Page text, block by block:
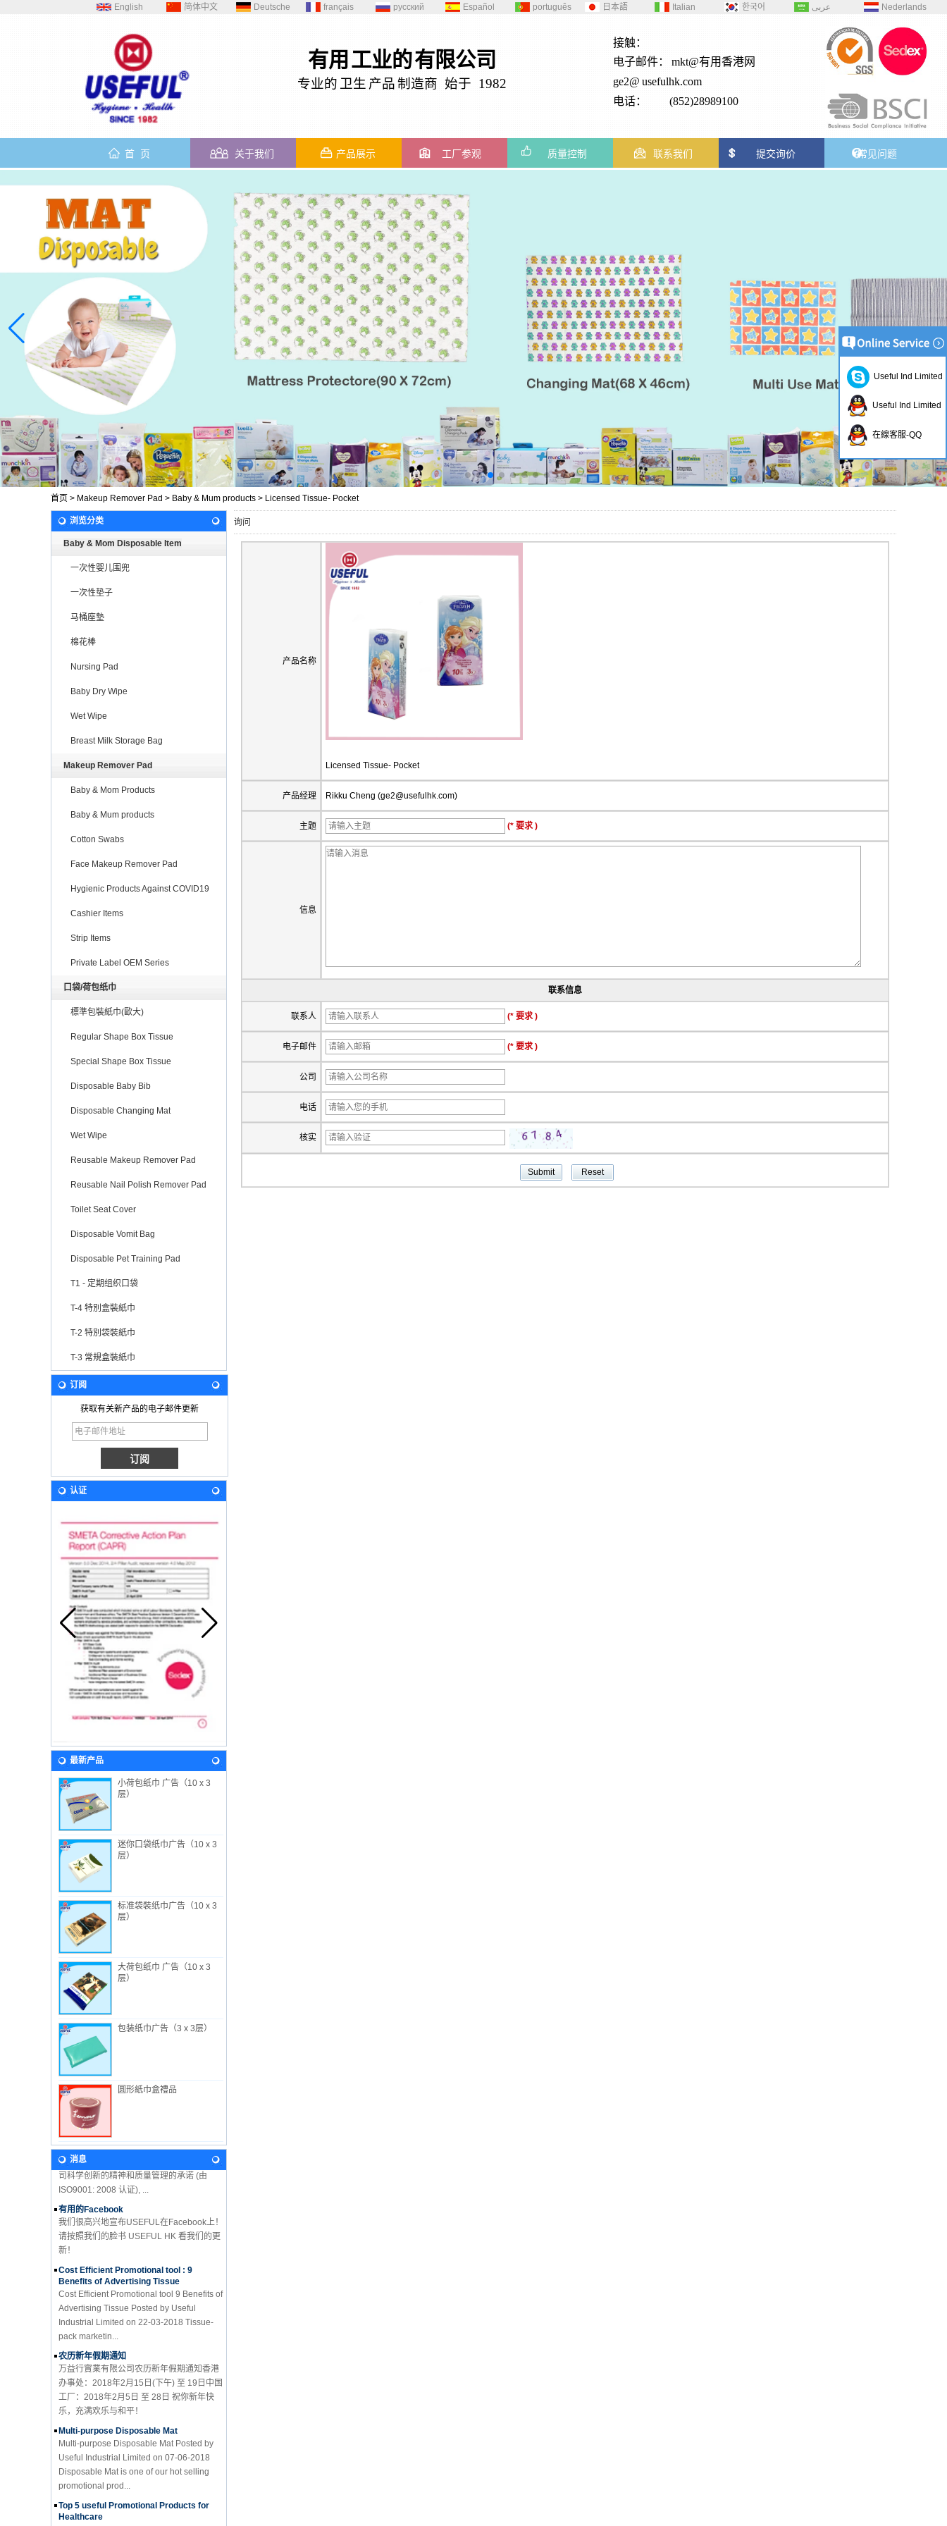
English 简体中文 Deutsche français русский Español português 日本語 Italian 한국어 عربى Nederlands
有用 工业的有限公司
专业的 卫生 产品制造商 始于 1982
接触：
电子邮件：
mkt@有用香港网
ge2@ usefulhk.com
电话： (852)28989100
首 页 关于我们 产品展示 工厂参观 质量控制 联系我们 提交询价 常见问题
首页 > Makeup Remover Pad > Baby & Mum products > Licensed Tissue- Pocket
浏览分类
Baby & Mom Disposable Item
一次性婴儿围兜
一次性垫子
马桶座墊
棉花棒
Nursing Pad
Baby Dry Wipe
Wet Wipe
Breast Milk Storage Bag
Makeup Remover Pad
Baby & Mom Products
Baby & Mum products
Cotton Swabs
Face Makeup Remover Pad
Hygienic Products Against COVID19
Cashier Items
Strip Items
Private Label OEM Series
口袋/荷包纸巾
標準包裝紙巾(歐大)
Regular Shape Box Tissue
Special Shape Box Tissue
Disposable Baby Bib
Disposable Changing Mat
Wet Wipe
Reusable Makeup Remover Pad
Reusable Nail Polish Remover Pad
Toilet Seat Cover
Disposable Vomit Bag
Disposable Pet Training Pad
T1 - 定期组织口袋
T-4 特別盒裝紙巾
T-2 特別袋裝紙巾
T-3 常規盒裝紙巾
订阅
获取有关新产品的电子邮件更新
认证
最新产品
小荷包纸巾 广告（10 x 3
层）
迷你口袋纸巾广告（10 x 3
层）
标准袋裝纸巾广告（10 x 3
层）
大荷包纸巾 广告（10 x 3
层）
包装纸巾广告（3 x 3层）
圆形紙巾盒禮品
消息
关于我们
萬益行工业有限公司 成立于 1982年, 总部设
在香港, 工厂在中国惠州, 专生产一次性卫生
用品。 除了向内地市场销售外, 萬益行的产
品也远销世界各地...
新闻
2018年婴儿展期间，我们来参观吧！ 我们期
待在这里见到你！ 香港婴儿用品展 2018年1
月8日至11日展位：3F-B11 万益行实业有限
公司 香港会议展览中...
我们的愿景
在未来, 萬益行将继续沿着从公司名称和徽标
中获得的原则和价值进行开发。致力延續公
司科学创新的精神和质量管理的承诺 (由
ISO9001: 2008 认证), ...
有用的Facebook
我们很高兴地宣布USEFUL在Facebook上！
请按照我们的脸书 USEFUL HK 看我们的更
新！
Cost Efficient Promotional tool : 9
Benefits of Advertising Tissue
Cost Efficient Promotional tool 9 Benefits of
Advertising Tissue Posted by Useful
Industrial Limited on 22-03-2018 Tissue-
pack marketin...
农历新年假期通知
万益行實業有限公司农历新年假期通知香港
办事处：2018年2月15日(下午) 至 19日中国
工厂：2018年2月5日 至 28日 祝你新年快
乐，充满欢乐与和平！
Multi-purpose Disposable Mat
Multi-purpose Disposable Mat Posted by
Useful Industrial Limited on 07-06-2018
Disposable Mat is one of our hot selling
promotional prod...
Top 5 useful Promotional Products for
Healthcare
Top 5 useful Promotional Products for
询问
产品名称
Licensed Tissue- Pocket
产品经理 Rikku Cheng (ge2@usefulhk.com)
主题 (* 要求 )
信息
联系信息
联系人 (* 要求 )
电子邮件 (* 要求 )
公司
电话
核实
Useful Ind Limited
Useful Ind Limited
在線客服-QQ